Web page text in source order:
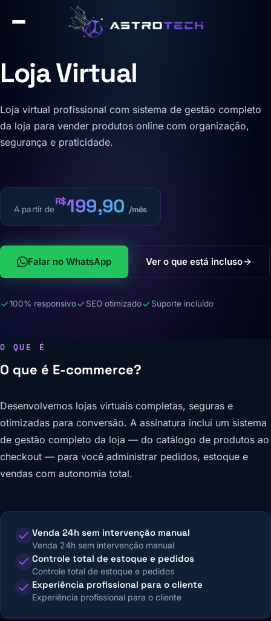
Loja Virtual
Loja virtual profissional com sistema de gestão completo
da loja para vender produtos online com organização,
segurança e praticidade.
A partir de
R$199,90 /mês
Falar no WhatsApp Ver o que está incluso
100% responsivo SEO otimizado Suporte incluído
O QUE É
O que é E-commerce?
Desenvolvemos lojas virtuais completas, seguras e
otimizadas para conversão. A assinatura inclui um sistema
de gestão completo da loja — do catálogo de produtos ao
checkout — para você administrar pedidos, estoque e
vendas com autonomia total.
Venda 24h sem intervenção manual
Venda 24h sem intervenção manual
Controle total de estoque e pedidos
Controle total de estoque e pedidos
Experiência profissional para o cliente
Experiência profissional para o cliente